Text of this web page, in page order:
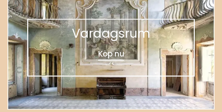
Vardagsrum
Köp nu